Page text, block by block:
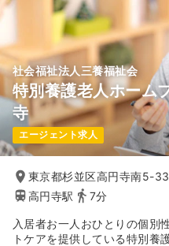
社会福祉法人三養福祉会
特別養護老人ホーム
寺
エージェント求人
東京都杉並区高円寺南5-
高円寺駅
7分
入居者お一人おひとりの個別
トケアを提供している特別養